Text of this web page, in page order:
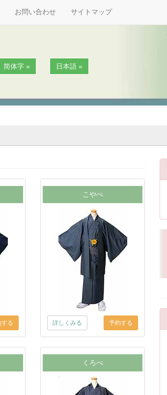
お問い合わせ サイトマップ
简体字 » 日本語 »
こやべ
詳しくみる
くろべ